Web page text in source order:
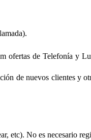
de Telefonía y
de nuevos clientes y
etc). No es necesario